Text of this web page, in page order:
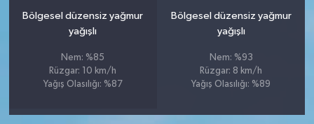
Bölgesel düzensiz yağmur
yağışlı
Nem: %85
Rüzgar: 10 km/h
Yağış Olasılığı: %87
Bölgesel düzensiz yağmur
yağışlı
Nem: %93
Rüzgar: 8 km/h
Yağış Olasılığı: %89